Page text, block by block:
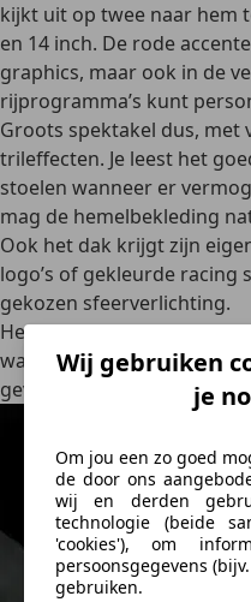
Wij gebruiken
je
Om jou een zo goed
de door ons
wij en derden
technologie (beide
'cookies'), om
persoonsgegevens
gebruiken.
kijkt uit op twee naar hem
en 14 inch. De rode
graphics, maar ook in de
rijprogramma’s kunt
Groots spektakel dus, met
trileffecten. Je leest het
stoelen wanneer er
mag de hemelbekleding
Ook het dak krijgt zijn
logo’s of gekleurde racing
gekozen sfeerverlichting.
Het oog wil tenslotte ook
waarderen, krijgt in deze
gevoelens. Van geluk.